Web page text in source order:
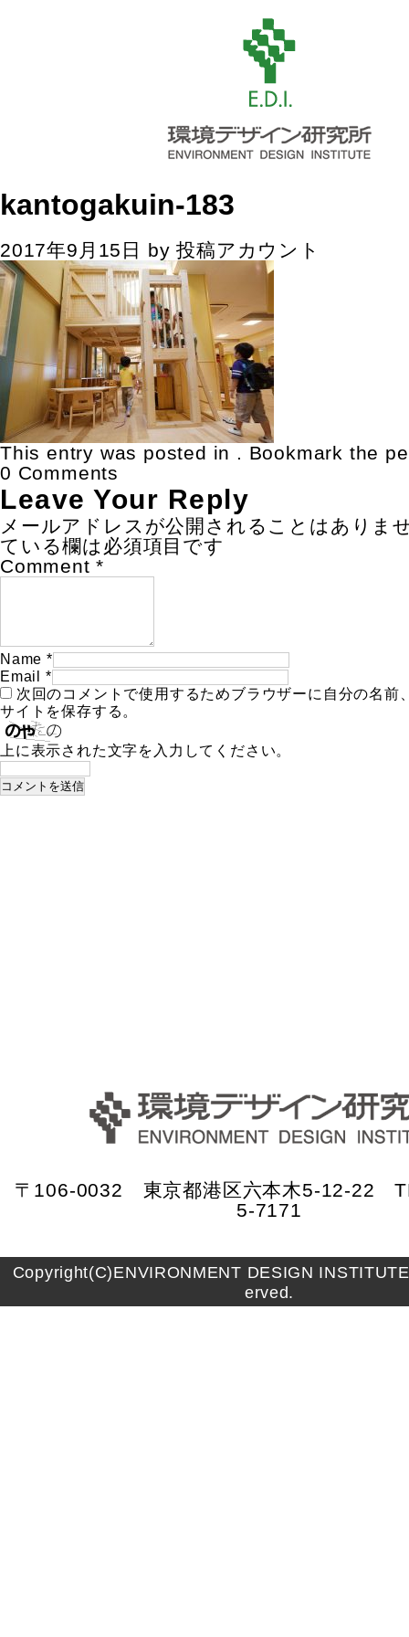
kantogakuin-183
2017年9月15日 by投稿アカウント
This entry was posted in . Bookmark the
0 Comments
Leave Your Reply
メールアドレスが公開されることはありま
ている欄は必須項目です
Comment *
Name *
Email
*
次回のコメントで使用するためブラウザーに自分の名前
サイトを保存する。
上に表示された文字を入力してください。
〒106-0032 東京都港区六本木5-12-22
5-7171
Copyright(C)ENVIRONMENT DESIGN
erved.